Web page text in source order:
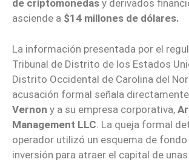
de criptomonedas y derivados
asciende a $14 millones de dólares.
La información presentada por el
Tribunal de Distrito de los Estados
Distrito Occidental de Carolina del
acusación formal señala
Vernon y a su empresa corporativa,
Management LLC . La queja formal
operador utilizó un esquema de
inversión para atraer el capital de